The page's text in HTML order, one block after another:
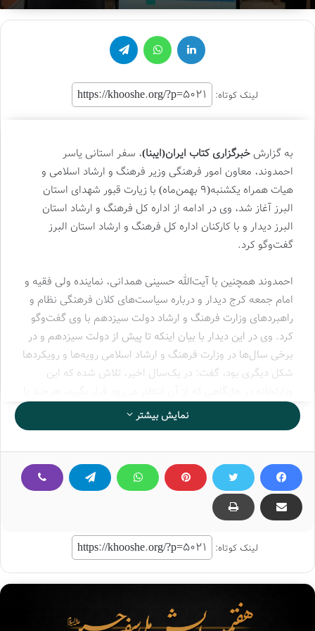
لینکدین واتس آپ تلگرام
لینک کوتاه:
به گزارش خبرگزاری کتاب ایران‌(ایبنا)، سفر استانی یاسر
احمدوند، معاون امور فرهنگی وزیر فرهنگ و ارشاد اسلامی و
هیات همراه یکشنبه‌(۹ بهمن‌ماه) با زیارت قبور شهدای استان
البرز آغاز شد، وی در ادامه از اداره کل فرهنگ و ارشاد استان
البرز دیدار و با کارکنان اداره کل فرهنگ و ارشاد استان البرز
گفت‌وگو کرد.
احمدوند همچنین با آیت‌الله حسینی همدانی، نماینده ولی فقیه و
امام جمعه کرج دیدار و درباره سیاست‌های کلان فرهنگی نظام و
راهبردهای وزارت فرهنگ و ارشاد دولت سیزدهم با وی گفت‌وگو
کرد. وی در این دیدار با بیان اینکه تا پیش از دولت سیزدهم و در
برخی سال‌ها در وزارت فرهنگ و ارشاد اسلامی رویه‌ها و رویکردها
شکل دیگری بود، گفت: در یک‌سال اخیر، تلاش شده که این
شرایط مطلوب فاصله داریم.
در وزارت فرهنگ و ارشاد اسلامی قابل لمس است، اظهار کرد:
رویکردها و رویه‌ها این طور تنظیم شده که اهداف فرهنگی انقلاب
اسلامی محقق شود زیرا این انقلاب یک انقلاب فرهنگی است که
تردیدی در آن نیست.
معاون امور فرهنگی وزارت فرهنگ و ارشاد اسلامی افزود: امام
خمینی (ره) به عنوان بنیانگذار جمهوری یک عنصر نظامی و
گرفتند و توقع مردم انجام یک انقلاب فرهنگی بود اما حوادثی
نمایش بیشتر
لینک کوتاه: